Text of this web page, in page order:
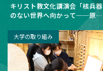
キリスト教文化講演会「核兵器
のない世界へ向かって──原爆
投下からノーベル賞まで～そし
てこれから～」
大学の取り組み